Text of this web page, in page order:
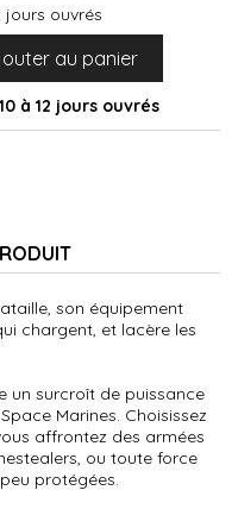
jours ouvrés
au panier
à 12 jours ouvrés
son équipement
chargent, et lacère les
un surcroît de puissance
Marines. Choisissez
affrontez des armées
ou toute force
protégées.